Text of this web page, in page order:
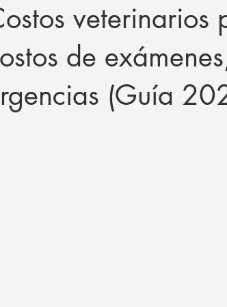
y Actualizaciones Norm Salud del Ganado
veterinarios
de
(Guía